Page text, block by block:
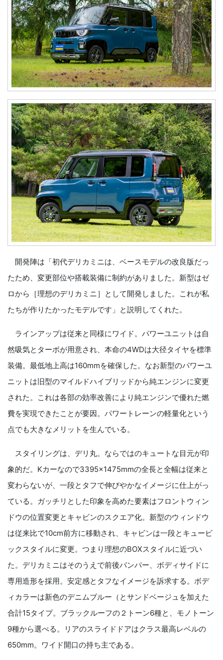
開発陣は「初代デリカミニは、ベースモデルの改良版だっ
たため、変更部位や搭載装備に制約がありました。新型はゼ
ロから［理想のデリカミニ］として開発しました。これが私
たちが作りたかったモデルです」と説明してくれた。
ラインアップは従来と同様にワイド。パワーユニットは自
然吸気とターボが用意され、本命の4WDは大径タイヤを標準
装備。最低地上高は160mmを確保した。なお新型のパワーユ
ニットは旧型のマイルドハイブリッドから純エンジンに変更
された。これは各部の効率改善により純エンジンで優れた燃
費を実現できたことが要因。パワートレーンの軽量化という
点でも大きなメリットを生んでいる。
スタイリングは、デリ丸。ならではのキュートな目元が印
象的だ。Kカーなので3395×1475mmの全長と全幅は従来と
変わらないが、一段とタフで伸びやかなイメージに仕上がっ
ている。ガッチリとした印象を高めた要素はフロントウィン
ドウの位置変更とキャビンのスクエア化。新型のウィンドウ
は従来比で10cm前方に移動され、キャビンは一段とキュービ
ックスタイルに変更。つまり理想のBOXスタイルに近づい
た。デリカミニはそのうえで前後バンパー、ボディサイドに
専用造形を採用。安定感とタフなイメージを訴求する。ボデ
ィカラーは新色のデニムブルー（とサンドベージュを加えた
合計15タイプ。ブラックルーフの２トーン6種と、モノトーン
9種から選べる。リアのスライドドアはクラス最高レベルの
650mm。ワイド開口の持ち主である。